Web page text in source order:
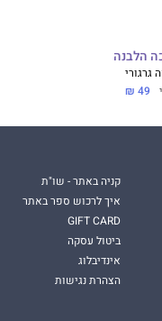
הלבנה
גרגורי
49 ₪
קניה באתר - שו"ת
איך לרכוש ספר באתר
GIFT CARD
ביטול עסקה
אינדיבלוג
הצהרת נגישות